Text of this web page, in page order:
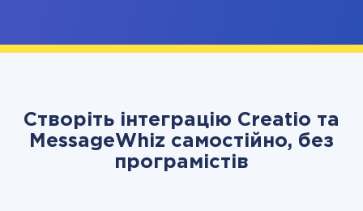
Створіть інтеграцію Creatio та
MessageWhiz самостійно, без
програмістів